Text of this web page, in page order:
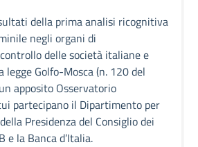
della prima analisi ricognitiva
negli organi di
delle società italiane e
legge Golfo-Mosca (n. 120 del
apposito Osservatorio
partecipano il Dipartimento per
Presidenza del Consiglio dei
e la Banca d’Italia.